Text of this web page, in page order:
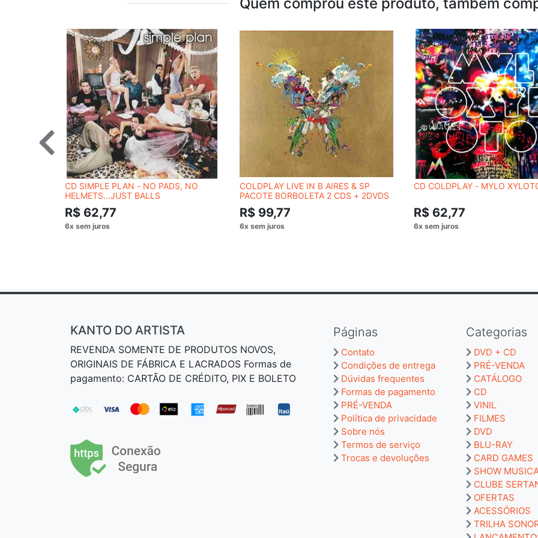
CD SIMPLE PLAN - NO PADS, NO
HELMETS...JUST BALLS
R$ 62,77
COLDPLAY LIVE IN B AIRES & SP
PACOTE BORBOLETA 2 CDS + 2DVDS
R$ 99,77
CD COLDPLAY - MYLO
R$ 62,77
Páginas
Contato
Condições de entrega
Dúvidas frequentes
Formas de pagamento
PRÉ-VENDA
Política de privacidade
Sobre nós
Termos de serviço
Trocas e devoluções
Categorias
DVD + CD
PRÉ-VENDA
CATÁLOGO
CD
VINIL
FILMES
DVD
BLU-RAY
CARD GAMES
SHOW
CLUBE
OFERTAS
ACESSÓRIOS
TRILHA
KANTO DO ARTISTA
REVENDA SOMENTE DE PRODUTOS NOVOS,
ORIGINAIS DE FÁBRICA E LACRADOS Formas de
pagamento: CARTÃO DE CRÉDITO, PIX E BOLETO